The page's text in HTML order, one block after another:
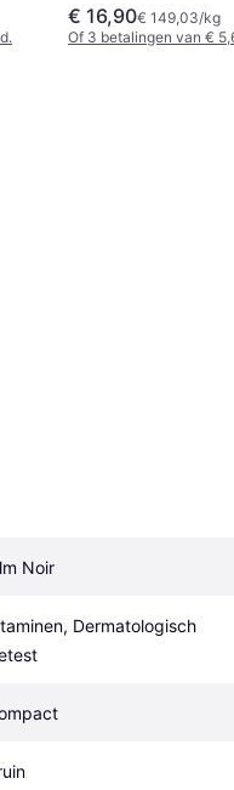
€ 16,90€ 149,03/kg
Of 3 betalingen van €
Noir
Dermatologisch